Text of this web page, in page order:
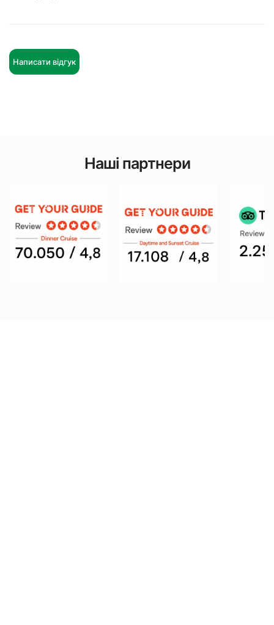
Написати відгук
Наші партнери